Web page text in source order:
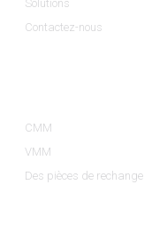
Solutions
Contactez-nous
CMM
VMM
Des pièces de rechange